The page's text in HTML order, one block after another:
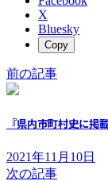
X
Bluesky
Copy
前の記事
『県内市町村史に掲
2021年11月10日
次の記事